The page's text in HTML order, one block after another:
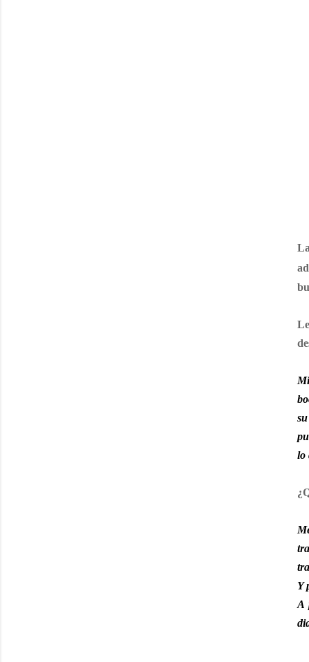
lo
Y
A